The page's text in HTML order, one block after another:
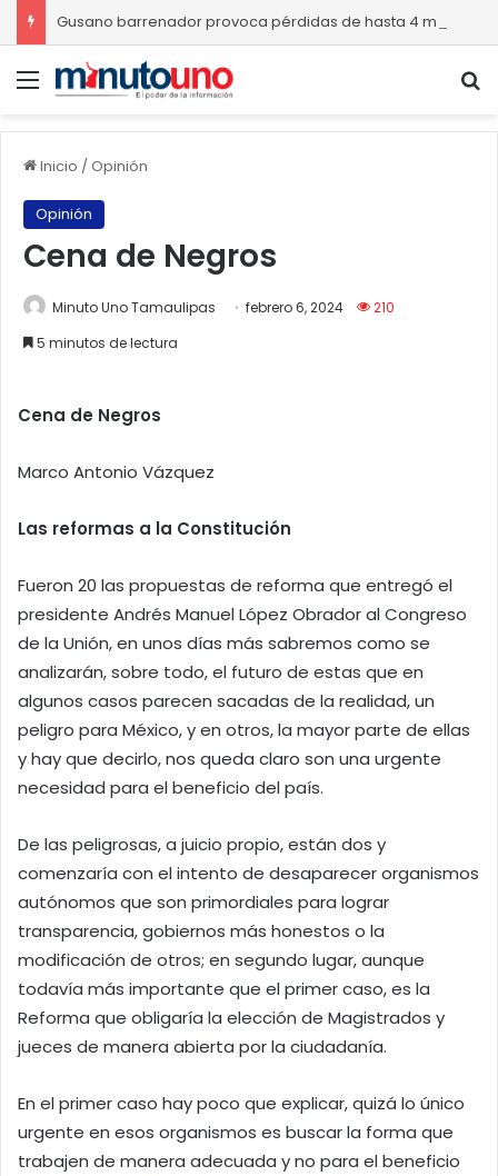
Menú
Inicio /Opinión
Opinión
Cena de Negros
Minuto Uno Tamaulipas febrero 6, 2024
210
5 minutos de lectura
Cena de Negros
Marco Antonio Vázquez
Las reformas a la Constitución
Fueron 20 las propuestas de reforma que entregó el
presidente Andrés Manuel López Obrador al Congreso
de la Unión, en unos días más sabremos como se
analizarán, sobre todo, el futuro de estas que en
algunos casos parecen sacadas de la realidad, un
peligro para México, y en otros, la mayor parte de ellas
y hay que decirlo, nos queda claro son una urgente
necesidad para el beneficio del país.
De las peligrosas, a juicio propio, están dos y
comenzaría con el intento de desaparecer organismos
autónomos que son primordiales para lograr
transparencia, gobiernos más honestos o la
modificación de otros; en segundo lugar, aunque
todavía más importante que el primer caso, es la
Reforma que obligaría la elección de Magistrados y
jueces de manera abierta por la ciudadanía.
En el primer caso hay poco que explicar, quizá lo único
urgente en esos organismos es buscar la forma que
trabajen de manera adecuada y no para el beneficio